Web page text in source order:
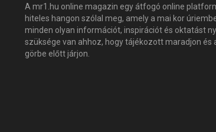
A mr1.hu online magazin egy átfogó online
hiteles hangon szólal meg, amely a mai kor
minden olyan információt, inspirációt és oktatást
szüksége van ahhoz, hogy tájékozott maradjon és
görbe előtt járjon.